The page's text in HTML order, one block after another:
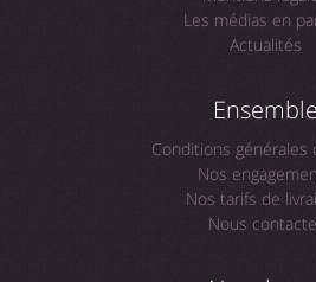
Les médias en
Actualités
Ensemble
Conditions générales
Nos
Nos tarifs de
Nous